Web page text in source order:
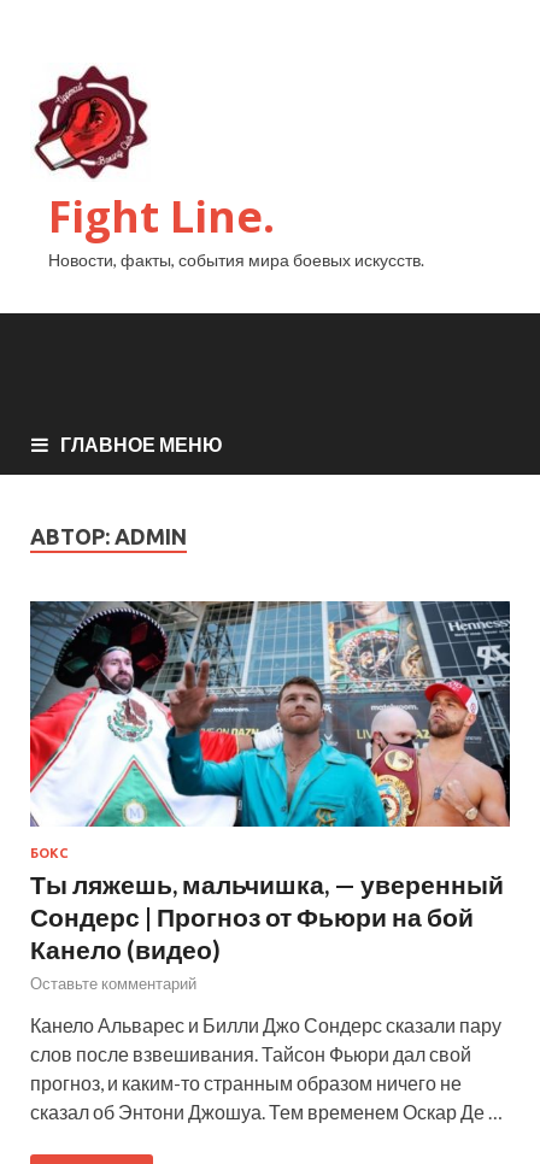
Fight Line.
Новости, факты, события мира боевых искусств.
ГЛАВНОЕ МЕНЮ
АВТОР: ADMIN
БОКС
Ты ляжешь, мальчишка, — уверенный
Сондерс | Прогноз от Фьюри на бой
Канело (видео)
Оставьте комментарий
Канело Альварес и Билли Джо Сондерс сказали пару
слов после взвешивания. Тайсон Фьюри дал свой
прогноз, и каким-то странным образом ничего не
сказал об Энтони Джошуа. Тем временем Оскар Де …